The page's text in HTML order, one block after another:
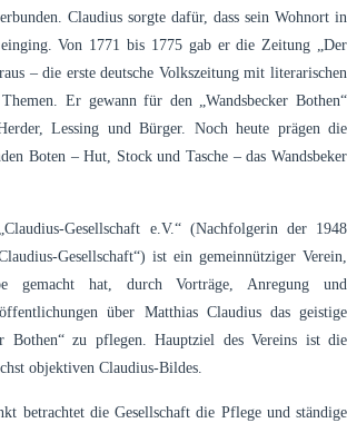
Claudius sorgte dafür, dass sein Wohnort in
Von 1771 bis 1775 gab er die Zeitung „Der
– die erste deutsche Volkszeitung mit literarischen
Er gewann für den „Wandsbecker Bothen“
Lessing und Bürger. Noch heute prägen die
Boten – Hut, Stock und Tasche – das Wandsbeker
Gesellschaft e.V.“ (Nachfolgerin der 1948
Gesellschaft“) ist ein gemeinnütziger Verein,
gemacht hat, durch Vorträge, Anregung und
über Matthias Claudius das geistige
Bothen“ zu pflegen. Hauptziel des Vereins ist die
objektiven Claudius-Bildes.
betrachtet die Gesellschaft die Pflege und ständige